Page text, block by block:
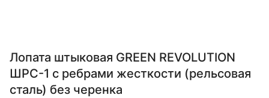
Лопата штыковая GREEN REVOLUTION
ШРС-1 с ребрами жесткости (рельсовая
сталь) без черенка